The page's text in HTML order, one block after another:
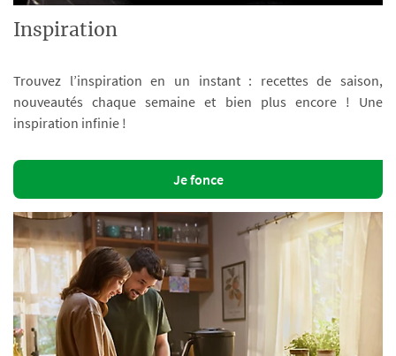
Inspiration
Trouvez l’inspiration en un instant : recettes de saison,
nouveautés chaque semaine et bien plus encore ! Une
inspiration infinie !
Je fonce